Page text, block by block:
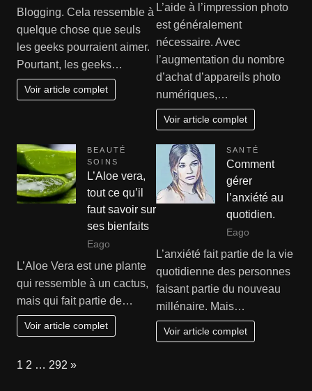
Blogging. Cela ressemble à
quelque chose que seuls
les geeks pourraient aimer.
Pourtant, les geeks…
Voir article complet
L’aide à l’impression photo
est généralement
nécessaire. Avec
l’augmentation du nombre
d’achat d’appareils photo
numériques,…
Voir article complet
BEAUTÉ
SOINS
L’Aloe vera,
tout ce qu’il
faut savoir sur
ses bienfaits
Eago
L’Aloe Vera est une plante
qui ressemble à un cactus,
mais qui fait partie de…
Voir article complet
SANTÉ
Comment
gérer
l’anxiété au
quotidien.
Eago
L’anxiété fait partie de la vie
quotidienne des personnes
faisant partie du nouveau
millénaire. Mais…
Voir article complet
Page:
1 2 … 292 Next
»